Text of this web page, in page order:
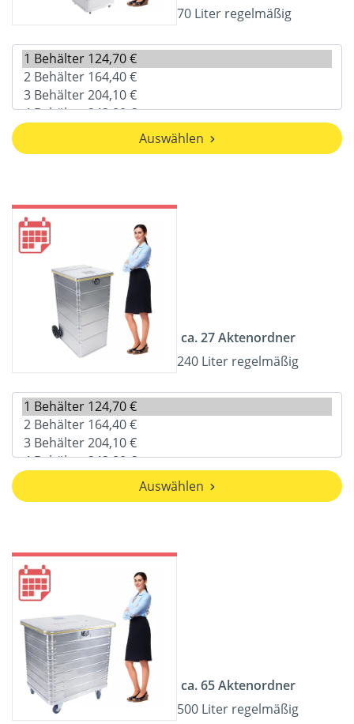
70 Liter regelmäßig
Auswählen
ca. 27 Aktenordner
240 Liter regelmäßig
Auswählen
ca. 65 Aktenordner
500 Liter regelmäßig